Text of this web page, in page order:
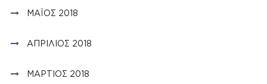
ΜΆΙΟΣ 2018
ΑΠΡΊΛΙΟΣ 2018
ΜΆΡΤΙΟΣ 2018